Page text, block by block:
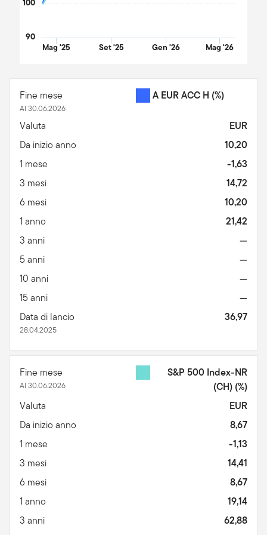
Mag '25 Set '25 Gen '26 Mag '26
90
Fine mese
Al 30.06.2026
A EUR ACC H (%)
Valuta
EUR
Da inizio anno
10,20
1 mese
-1,63
3 mesi
14,72
6 mesi
10,20
1 anno
21,42
3 anni
—
5 anni
—
10 anni
—
15 anni
—
Data di lancio
28.04.2025
36,97
Fine mese
Al 30.06.2026
S&P 500 Index-NR
(CH) (%)
Valuta
EUR
Da inizio anno
8,67
1 mese
-1,13
3 mesi
14,41
6 mesi
8,67
1 anno
19,14
3 anni
62,88